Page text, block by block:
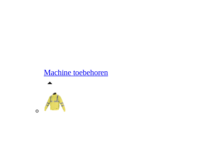
Machine toebehoren